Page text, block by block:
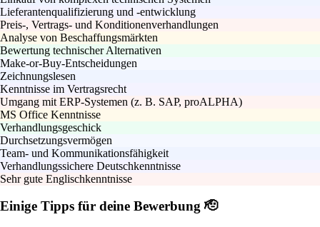
Lieferantenqualifizierung und -entwicklung
Preis-, Vertrags- und Konditionenverhandlungen
Analyse von Beschaffungsmärkten
Bewertung technischer Alternativen
Make-or-Buy-Entscheidungen
Zeichnungslesen
Kenntnisse im Vertragsrecht
Umgang mit ERP-Systemen (z. B. SAP, proALPHA)
MS Office Kenntnisse
Verhandlungsgeschick
Durchsetzungsvermögen
Team- und Kommunikationsfähigkeit
Verhandlungssichere Deutschkenntnisse
Sehr gute Englischkenntnisse
Einige Tipps für deine Bewerbung 🫡